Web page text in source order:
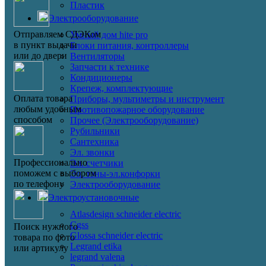
Пластик
Электрооборудование
Умный дом hite pro
Блоки питания, контроллеры
Вентиляторы
Запчасти к технике
Кондиционеры
Крепеж, комплектующие
Приборы, мультиметры и инструмент
Противопожарное оборудование
Прочее (Электрооборудование)
Рубильники
Сантехника
Эл. звонки
Эл. счетчики
Эл. тэны-эл.конфорки
Электрооборудование
Электроустановочные
Atlasdesign schneider electric
Cgss
Glossa schneider electric
Legrand etika
legrand valena
Отправляем СДЭКом
в пункт выдачи
или до двери
Оплата товара
любым удобным
способом
Профессионально
поможем с выбором
по телефону
Поиск нужного
товара по фото
или артикулу